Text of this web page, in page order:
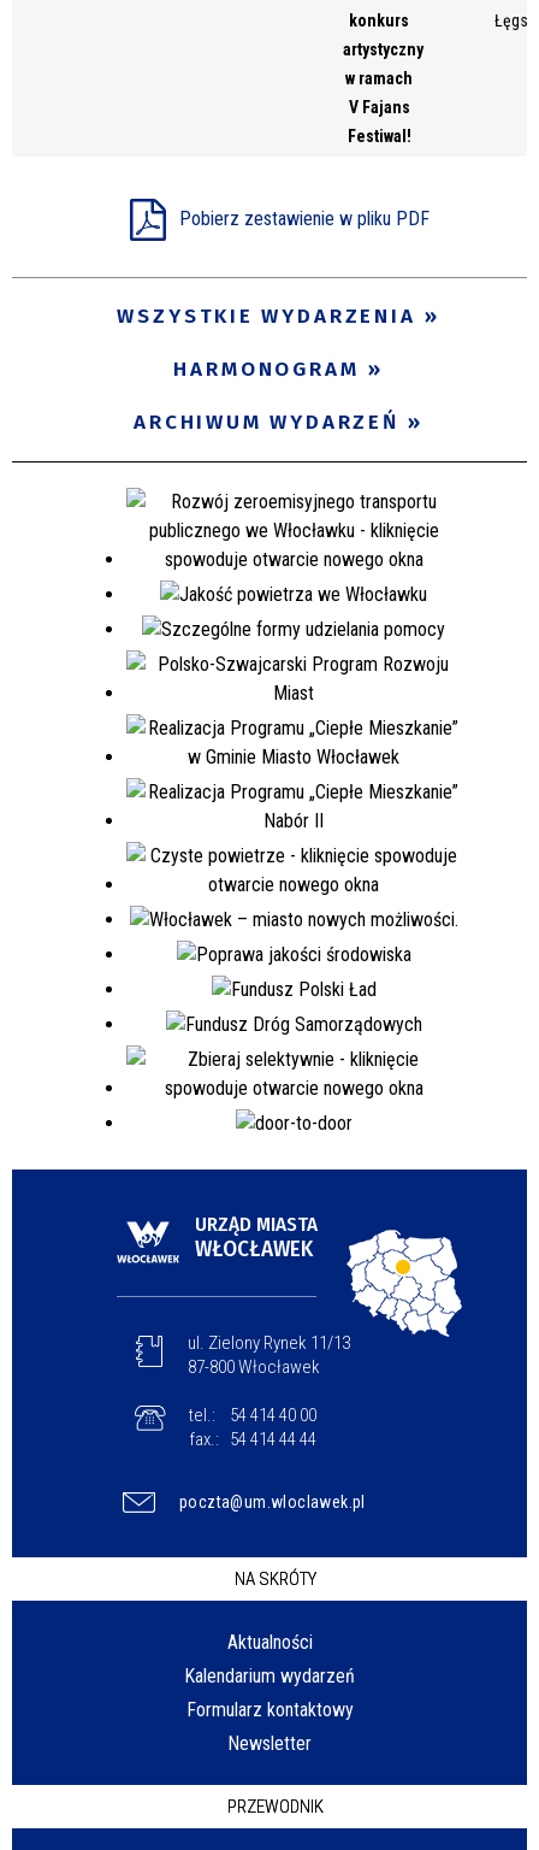
konkurs
artystyczny
w ramach
V Fajans
Festiwal!
Pobierz zestawienie w pliku PDF
WSZYSTKIE WYDARZENIA
HARMONOGRAM
ARCHIWUM WYDARZEŃ
URZĄD MIASTA
WŁOCŁAWEK
ul. Zielony Rynek 11/13
87-800 Włocławek
tel.:
54 414 40 00
fax.:
54 414 44 44
poczta@um.wloclawek.pl
NA SKRÓTY
Aktualności
Kalendarium wydarzeń
Formularz kontaktowy
Newsletter
PRZEWODNIK